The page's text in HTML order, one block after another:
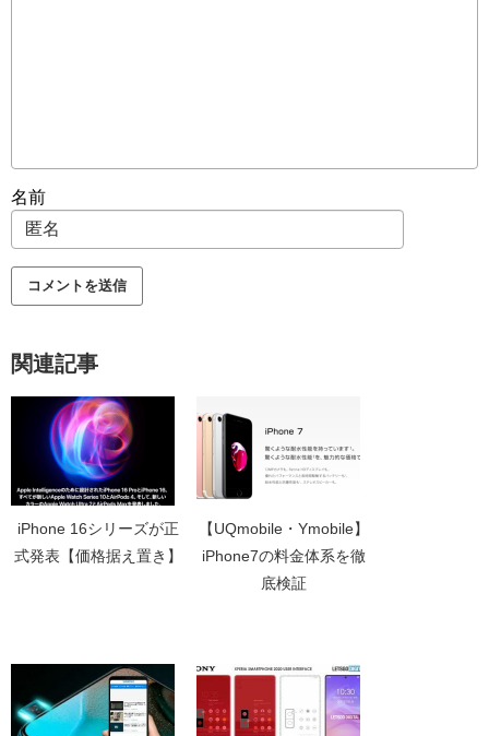
名前
関連記事
iPhone 16シリーズが正
式発表【価格据え置き】
【UQmobile・Ymobile】
iPhone7の料金体系を徹
底検証